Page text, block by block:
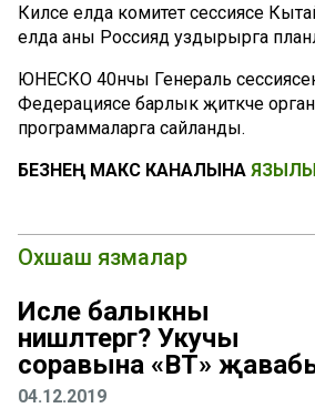
Киләсе елда комитет сессиясе
елда аны Россиядә уздырырга
ЮНЕСКО 40нчы Генераль
Федерациясе барлык җитәкче
программаларга сайланды.
БЕЗНЕҢ МАКС КАНАЛЫНА
Охшаш язмалар
Исле балыкны
нишләтергә? Укучы
соравына «ВТ»
04.12.2019